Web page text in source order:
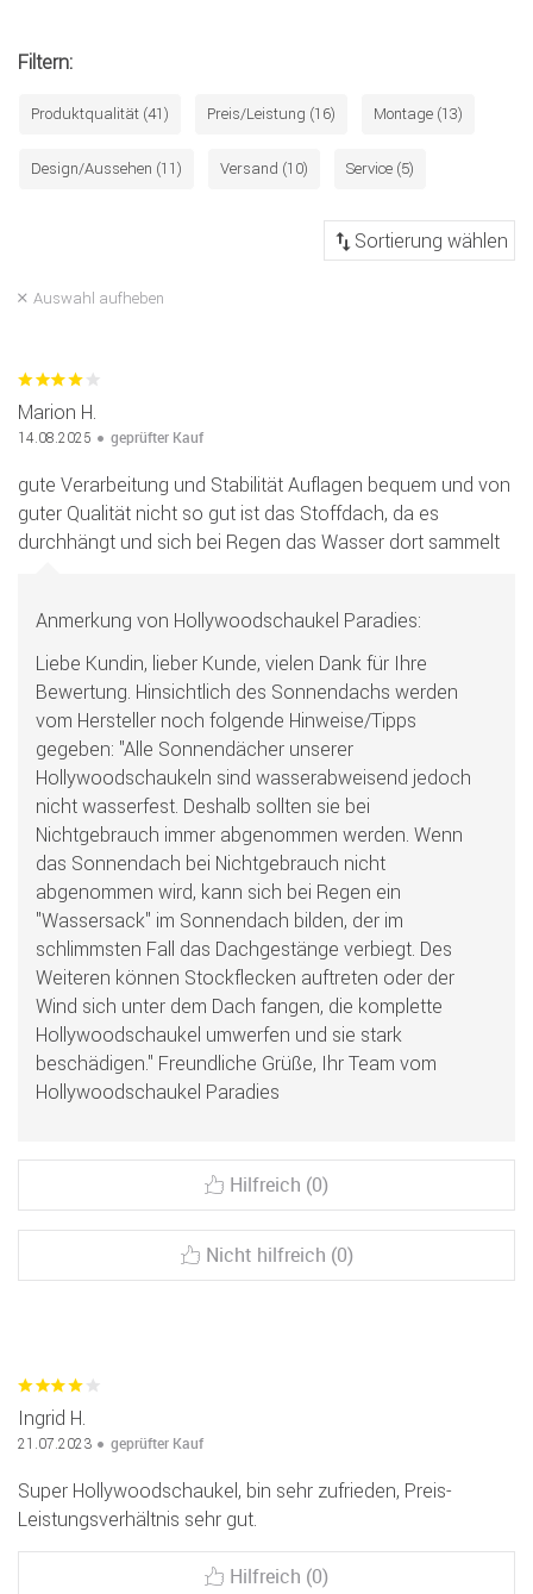
Filtern:
Produktqualität (41) Preis/Leistung (16) Montage (13)
Design/Aussehen (11) Versand (10) Service (5)
Auswahl aufheben
Marion H.
14.08.2025 geprüfter Kauf
gute Verarbeitung und Stabilität Auflagen bequem und von
guter Qualität nicht so gut ist das Stoffdach, da es
durchhängt und sich bei Regen das Wasser dort sammelt
Anmerkung von Hollywoodschaukel Paradies:
Liebe Kundin, lieber Kunde, vielen Dank für Ihre
Bewertung. Hinsichtlich des Sonnendachs werden
vom Hersteller noch folgende Hinweise/Tipps
gegeben: "Alle Sonnendächer unserer
Hollywoodschaukeln sind wasserabweisend jedoch
nicht wasserfest. Deshalb sollten sie bei
Nichtgebrauch immer abgenommen werden. Wenn
das Sonnendach bei Nichtgebrauch nicht
abgenommen wird, kann sich bei Regen ein
"Wassersack" im Sonnendach bilden, der im
schlimmsten Fall das Dachgestänge verbiegt. Des
Weiteren können Stockflecken auftreten oder der
Wind sich unter dem Dach fangen, die komplette
Hollywoodschaukel umwerfen und sie stark
beschädigen." Freundliche Grüße, Ihr Team vom
Hollywoodschaukel Paradies
Hilfreich (0)
Nicht hilfreich (0)
Ingrid H.
21.07.2023 geprüfter Kauf
Super Hollywoodschaukel, bin sehr zufrieden, Preis-
Leistungsverhältnis sehr gut.
Hilfreich (0)